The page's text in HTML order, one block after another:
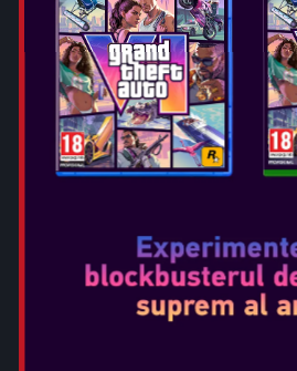
PRAGMATA
Data Lansării: apr 24, 2026
PREZENTARE
JOCULUI